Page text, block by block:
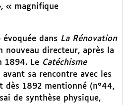
« magnifique
dans La Rénovation
nouveau directeur, après la
1894. Le Catéchisme
avant sa rencontre avec les
dès 1892 mentionné (n°44,
de synthèse physique,